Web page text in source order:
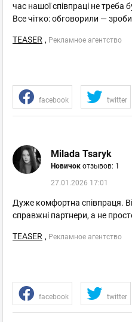
час нашої співпраці не треба
Все чітко: обговорили —
TEASER , Рекламное агентство
facebook twitter
Milada Tsaryk
Новичок отзывов: 1
27.01.2026 17:01
Дуже комфортна співпраця.
справжні партнери, а не
TEASER , Рекламное агентство
facebook twitter